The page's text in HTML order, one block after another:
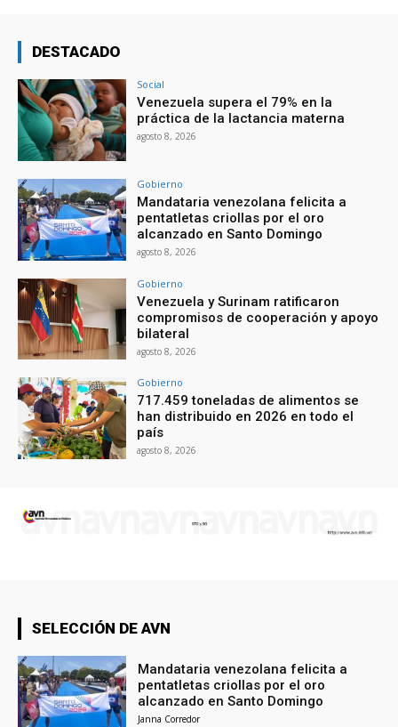
DESTACADO
Social
Venezuela supera el 79% en la
práctica de la lactancia materna
agosto 8, 2026
Gobierno
Mandataria venezolana felicita a
pentatletas criollas por el oro
alcanzado en Santo Domingo
agosto 8, 2026
Gobierno
Venezuela y Surinam ratificaron
compromisos de cooperación y apoyo
bilateral
agosto 8, 2026
Gobierno
717.459 toneladas de alimentos se
han distribuido en 2026 en todo el
país
agosto 8, 2026
SELECCIÓN DE AVN
Mandataria venezolana felicita a
pentatletas criollas por el oro
alcanzado en Santo Domingo
Janna Corredor